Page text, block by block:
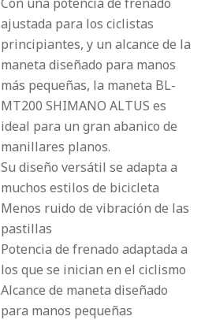
ajustada para los ciclistas
principiantes, y un alcance de la
maneta diseñado para manos
más pequeñas, la maneta BL-
MT200 SHIMANO ALTUS es
ideal para un gran abanico de
manillares planos.
Su diseño versátil se adapta a
muchos estilos de bicicleta
Menos ruido de vibración de las
pastillas
Potencia de frenado adaptada a
los que se inician en el ciclismo
Alcance de maneta diseñado
para manos pequeñas